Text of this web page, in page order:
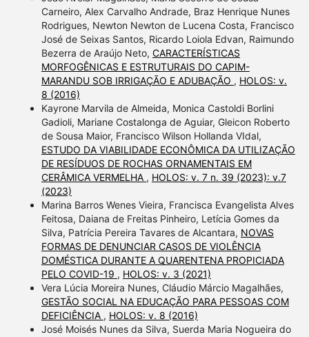
Carneiro, Alex Carvalho Andrade, Braz Henrique Nunes
Rodrigues, Newton Newton de Lucena Costa, Francisco
José de Seixas Santos, Ricardo Loiola Edvan, Raimundo
Bezerra de Araújo Neto, CARACTERÍSTICAS
MORFOGÊNICAS E ESTRUTURAIS DO CAPIM-
MARANDU SOB IRRIGAÇÃO E ADUBAÇÃO , HOLOS: v.
8 (2016)
Kayrone Marvila de Almeida, Monica Castoldi Borlini
Gadioli, Mariane Costalonga de Aguiar, Gleicon Roberto
de Sousa Maior, Francisco Wilson Hollanda VIdal,
ESTUDO DA VIABILIDADE ECONÔMICA DA UTILIZAÇÃO
DE RESÍDUOS DE ROCHAS ORNAMENTAIS EM
CERÂMICA VERMELHA , HOLOS: v. 7 n. 39 (2023): v.7
(2023)
Marina Barros Wenes Vieira, Francisca Evangelista Alves
Feitosa, Daiana de Freitas Pinheiro, Letícia Gomes da
Silva, Patrícia Pereira Tavares de Alcantara, NOVAS
FORMAS DE DENUNCIAR CASOS DE VIOLÊNCIA
DOMÉSTICA DURANTE A QUARENTENA PROPICIADA
PELO COVID-19 , HOLOS: v. 3 (2021)
Vera Lúcia Moreira Nunes, Cláudio Márcio Magalhães,
GESTÃO SOCIAL NA EDUCAÇÃO PARA PESSOAS COM
DEFICIÊNCIA , HOLOS: v. 8 (2016)
José Moisés Nunes da Silva, Suerda Maria Nogueira do